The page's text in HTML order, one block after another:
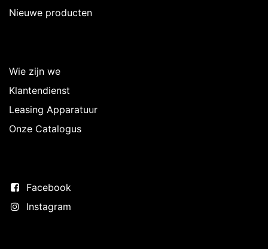
Nieuwe producten
Wie zijn we
Klantendienst
Leasing Apparatuur
Onze Catalogus
Facebook
Instagram